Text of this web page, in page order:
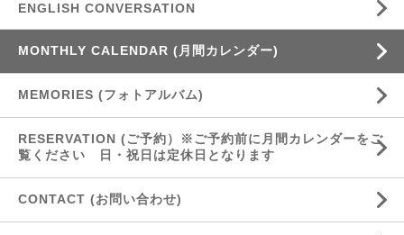
ENGLISH CONVERSATION
MONTHLY CALENDAR (月間カレンダー)
MEMORIES (フォトアルバム)
RESERVATION (ご予約）※ご予約前に月間カレンダーをご
覧ください 日・祝日は定休日となります
CONTACT (お問い合わせ)